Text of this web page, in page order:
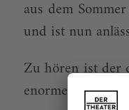
aus dem
und ist nun
Zu hören ist der
enorme Qualität